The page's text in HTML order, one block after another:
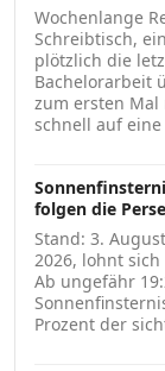
Wochenlange
Schreibtisch,
plötzlich die
Bachelorarbeit
zum ersten
schnell auf
folgen die
Stand: 3.
2026, lohnt
Ab ungefähr
Prozent der